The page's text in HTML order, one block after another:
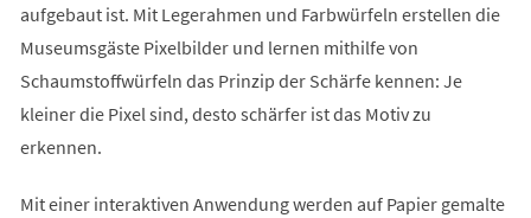
aufgebaut ist. Mit Legerahmen und Farbwürfeln erstellen die
Museumsgäste Pixelbilder und lernen mithilfe von
Schaumstoffwürfeln das Prinzip der Schärfe kennen: Je
kleiner die Pixel sind, desto schärfer ist das Motiv zu
erkennen.
Mit einer interaktiven Anwendung werden auf Papier gemalte